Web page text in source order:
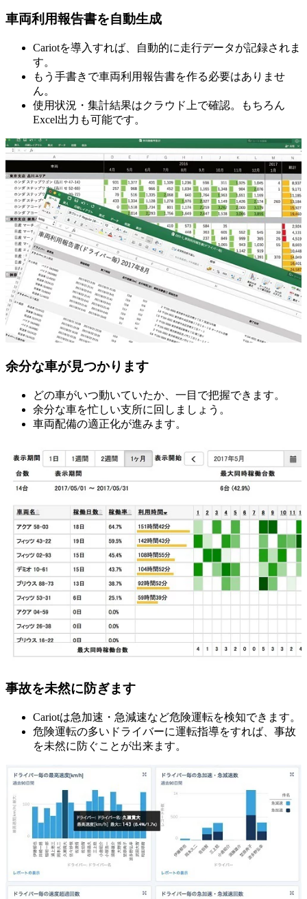
車両利用報告書を自動生成
Cariotを導入すれば、自動的に走行データが記録されま
す。
もう手書きで車両利用報告書を作る必要はありませ
ん。
使用状況・集計結果はクラウド上で確認。もちろん
Excel出力も可能です。
余分な車が見つかります
どの車がいつ動いていたか、一目で把握できます。
余分な車を忙しい支所に回しましょう。
車両配備の適正化が進みます。
事故を未然に防ぎます
Cariotは急加速・急減速など危険運転を検知できます。
危険運転の多いドライバーに運転指導をすれば、事故
を未然に防ぐことが出来ます。